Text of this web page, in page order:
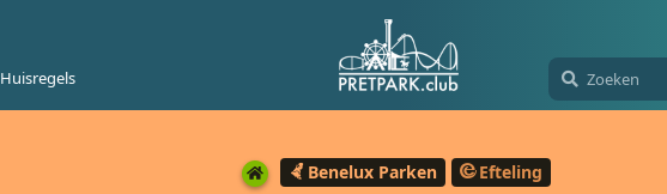
Huisregels
Benelux Parken Efteling